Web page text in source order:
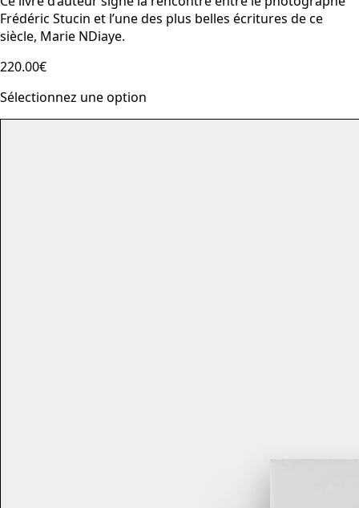
Frédéric Stucin et l’une des plus belles écritures de ce
siècle, Marie NDiaye.
220.00€
Sélectionnez une option